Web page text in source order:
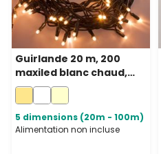
Guirlande 20 m, 200
maxiled blanc chaud,
câble vert,
prolongeable, IP67
5 dimensions (20m - 100m)
Alimentation non incluse